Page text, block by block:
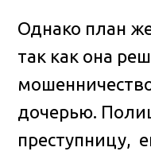
Однако план
так как она
дочерью.
преступницу,